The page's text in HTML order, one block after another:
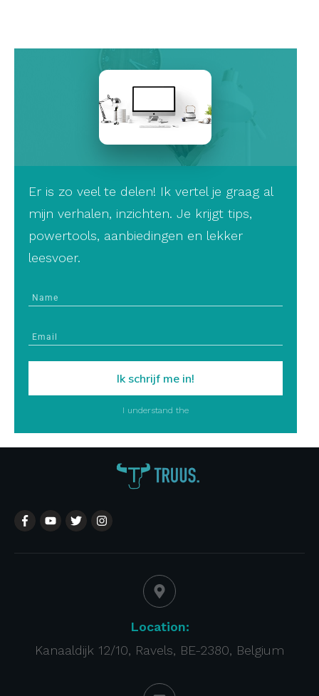
Er is zo veel te delen! Ik vertel je graag al
mijn verhalen, inzichten. Je krijgt tips,
powertools, aanbiedingen en lekker
leesvoer.
Ik schrijf me in!
I understand the
Location:
Kanaaldijk 12/10, Ravels, BE-2380, Belgium